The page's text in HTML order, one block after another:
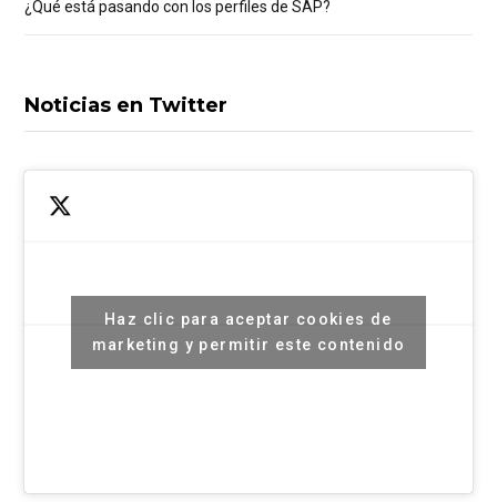
¿Qué está pasando con los perfiles de SAP?
Noticias en Twitter
Haz clic para aceptar cookies de
marketing y permitir este contenido